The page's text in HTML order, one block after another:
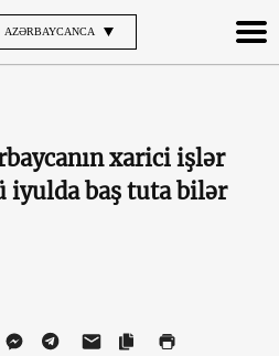
AZƏRBAYCANCA
xarici işlər
baş tuta bilər